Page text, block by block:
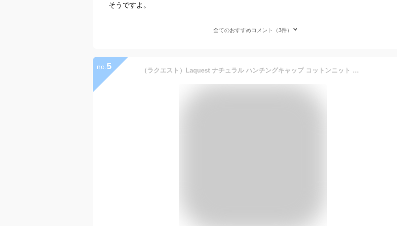
そうですよ。
全てのおすすめコメント（3件）
no. 5 （ラクエスト）Laquest ナチュラル ハンチングキャップ コットンニット 無地 (ブラック)